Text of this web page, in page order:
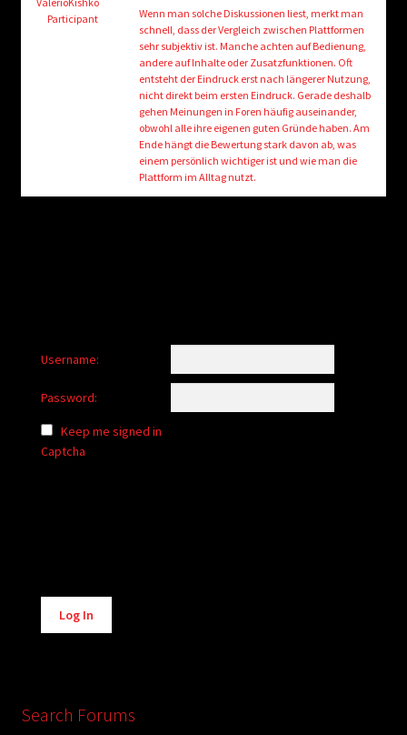
menu
Login/Create Account
Participant
Wenn man solche Diskussionen liest, merkt man
schnell, dass der Vergleich zwischen Plattformen
sehr subjektiv ist. Manche achten auf Bedienung,
andere auf Inhalte oder Zusatzfunktionen. Oft
entsteht der Eindruck erst nach längerer Nutzung,
nicht direkt beim ersten Eindruck. Gerade deshalb
gehen Meinungen in Foren häufig auseinander,
obwohl alle ihre eigenen guten Gründe haben. Am
Ende hängt die Bewertung stark davon ab, was
einem persönlich wichtiger ist und wie man die
Plattform im Alltag nutzt.
Username:
Password:
Keep me signed in
Captcha
Alternative:
Log In
Search Forums